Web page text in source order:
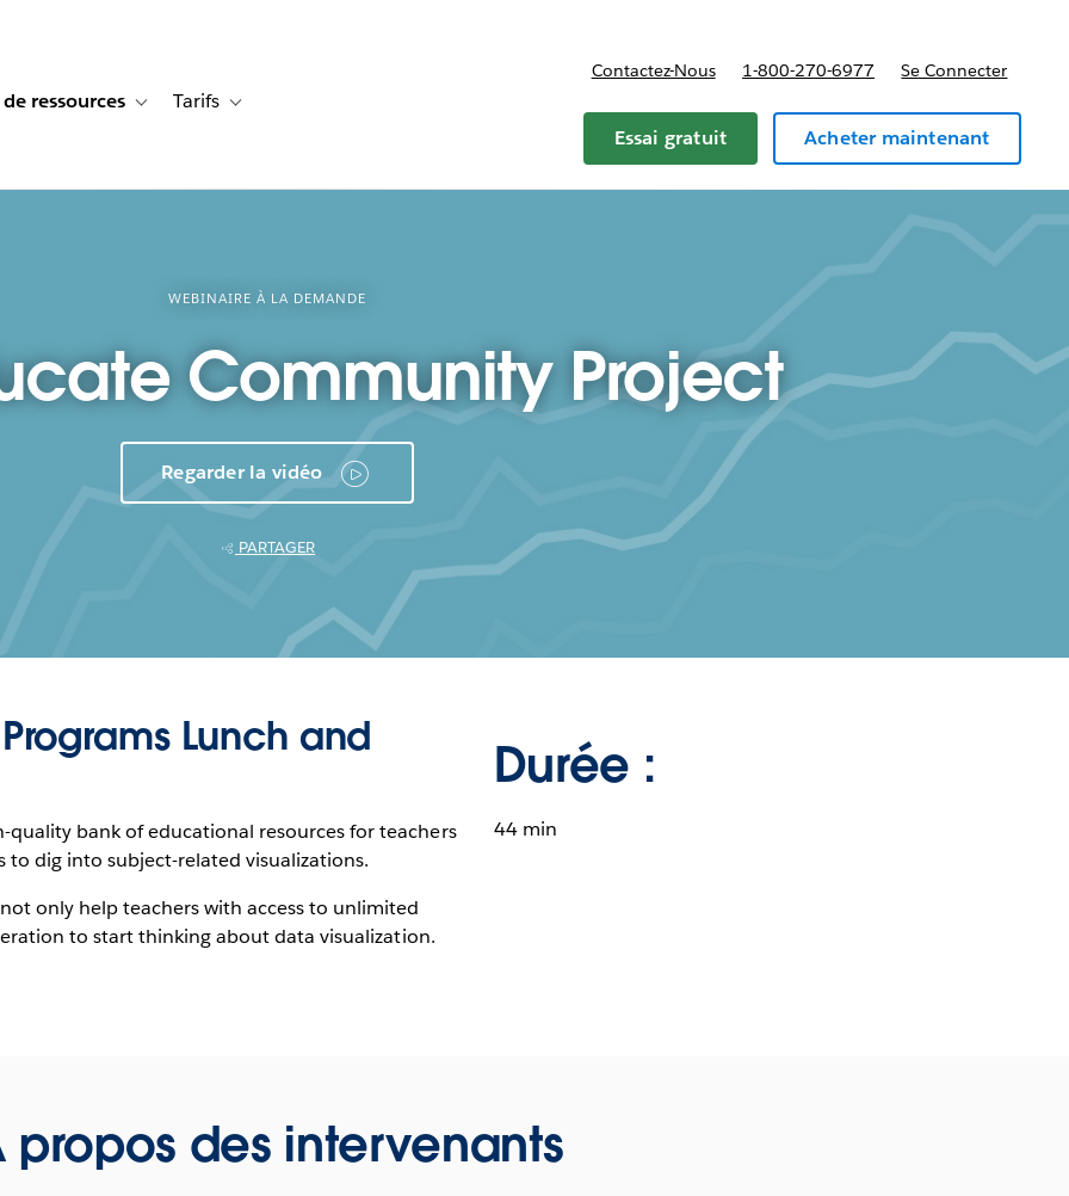
de cas for Solutions
ressources Toggle sub-navigation for Centre de ressources
Tarifs Toggle sub-navigation for Tarifs
Contactez-Nous 1-800-270-6977 Se Connecter
Essai gratuit Acheter maintenant
WEBINAIRE À LA DEMANDE
Community Project
Regarder la vidéo
PARTAGER
Lunch and
bank of educational resources for teachers
to dig into subject-related visualizations.
only help teachers with access to unlimited
to start thinking about data visualization.
Durée :
44 min
propos des intervenants